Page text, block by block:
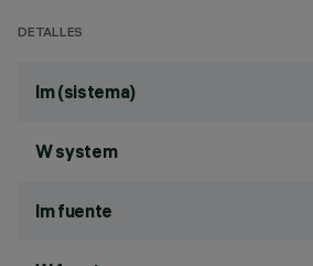
DETALLES
lm (sistema)
W system
lm fuente